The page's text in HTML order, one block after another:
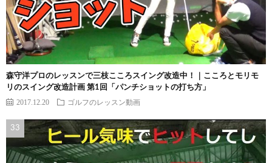
森守洋プロのレッスンで三枝こころスイング改造中！｜こころとモリモ
リのスイング改造計画 第1回「パンチショットの打ち方」
2017.12.20 ゴルフのレッスン動画